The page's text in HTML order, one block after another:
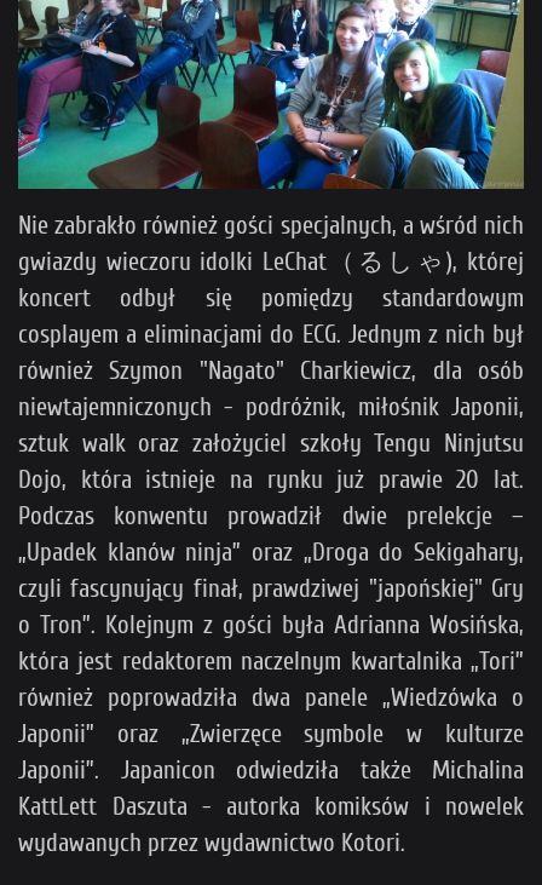
Nie zabrakło również gości specjalnych, a wśród nich
gwiazdy wieczoru idolki LeChat（るしゃ), której
koncert odbył się pomiędzy standardowym
cosplayem a eliminacjami do ECG. Jednym z nich był
również Szymon "Nagato" Charkiewicz, dla osób
niewtajemniczonych - podróżnik, miłośnik Japonii,
sztuk walk oraz założyciel szkoły Tengu Ninjutsu
Dojo, która istnieje na rynku już prawie 20 lat.
Podczas konwentu prowadził dwie prelekcje –
„Upadek klanów ninja” oraz „Droga do Sekigahary,
czyli fascynujący finał, prawdziwej "japońskiej" Gry
o Tron”. Kolejnym z gości była Adrianna Wosińska,
która jest redaktorem naczelnym kwartalnika „Tori”
również poprowadziła dwa panele „Wiedzówka o
Japonii” oraz „Zwierzęce symbole w kulturze
Japonii”. Japanicon odwiedziła także Michalina
KattLett Daszuta - autorka komiksów i nowelek
wydawanych przez wydawnictwo Kotori.